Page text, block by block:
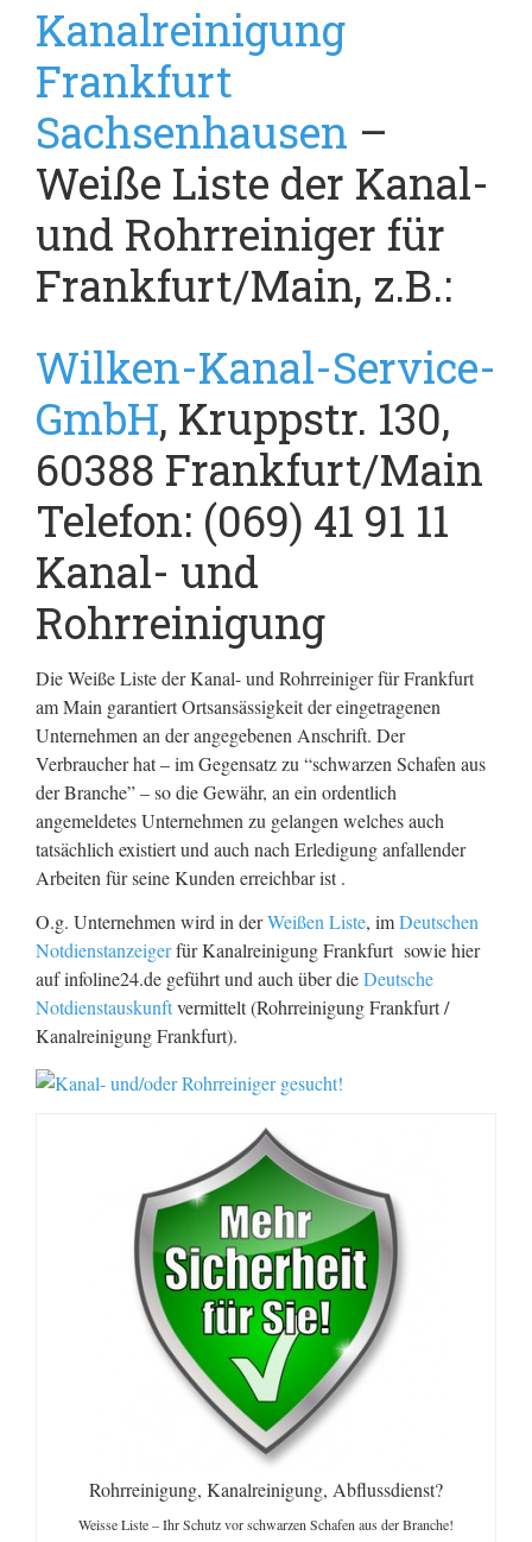
Kanalreinigung
Frankfurt
Sachsenhausen –
Weiße Liste der Kanal-
und Rohrreiniger für
Frankfurt/Main, z.B.:
Wilken-Kanal-Service-
GmbH, Kruppstr. 130,
60388 Frankfurt/Main
Telefon: (069) 41 91 11
Kanal- und
Rohrreinigung
Die Weiße Liste der Kanal- und Rohrreiniger für Frankfurt
am Main garantiert Ortsansässigkeit der eingetragenen
Unternehmen an der angegebenen Anschrift. Der
Verbraucher hat – im Gegensatz zu “schwarzen Schafen aus
der Branche” – so die Gewähr, an ein ordentlich
angemeldetes Unternehmen zu gelangen welches auch
tatsächlich existiert und auch nach Erledigung anfallender
Arbeiten für seine Kunden erreichbar ist .
O.g. Unternehmen wird in derWeißen Liste, imDeutschen
Notdienstanzeigerfür Kanalreinigung Frankfurt sowie hier
auf infoline24.de geführt und auch über dieDeutsche
Notdienstauskunftvermittelt (Rohrreinigung Frankfurt /
Kanalreinigung Frankfurt).
Rohrreinigung, Kanalreinigung, Abflussdienst?
Weisse Liste – Ihr Schutz vor schwarzen Schafen aus der Branche!